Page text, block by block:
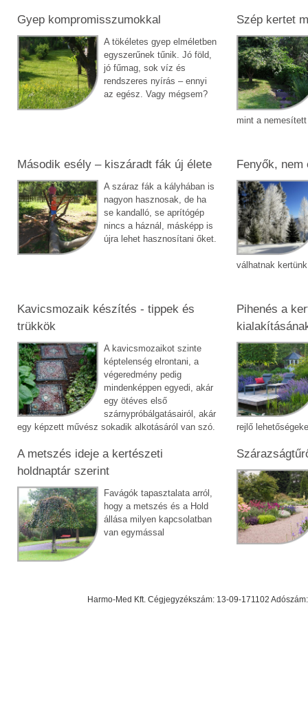
Gyep kompromisszumokkal
A tökéletes gyep elméletben
egyszerűnek tűnik. Jó föld,
jó fűmag, sok víz és
rendszeres nyírás – ennyi
az egész. Vagy mégsem?
Szép kertet
mint a
Második esély – kiszáradt fák új élete
A száraz fák a kályhában is
nagyon hasznosak, de ha
se kandalló, se aprítógép
nincs a háznál, másképp is
újra lehet hasznosítani őket.
Fenyők,
válhatnak
Kavicsmozaik készítés - tippek és
trükkök
A kavicsmozaikot szinte
képtelenség elrontani, a
végeredmény pedig
mindenképpen egyedi, akár
egy ötéves első
szárnypróbálgatásairól, akár
egy képzett művész sokadik alkotásáról van szó.
Pihenés a
rejlő
A metszés ideje a kertészeti
holdnaptár szerint
Favágók tapasztalata arról,
hogy a metszés és a Hold
állása milyen kapcsolatban
van egymással
Harmo-Med Kft. Cégjegyzékszám: 13-09-171102